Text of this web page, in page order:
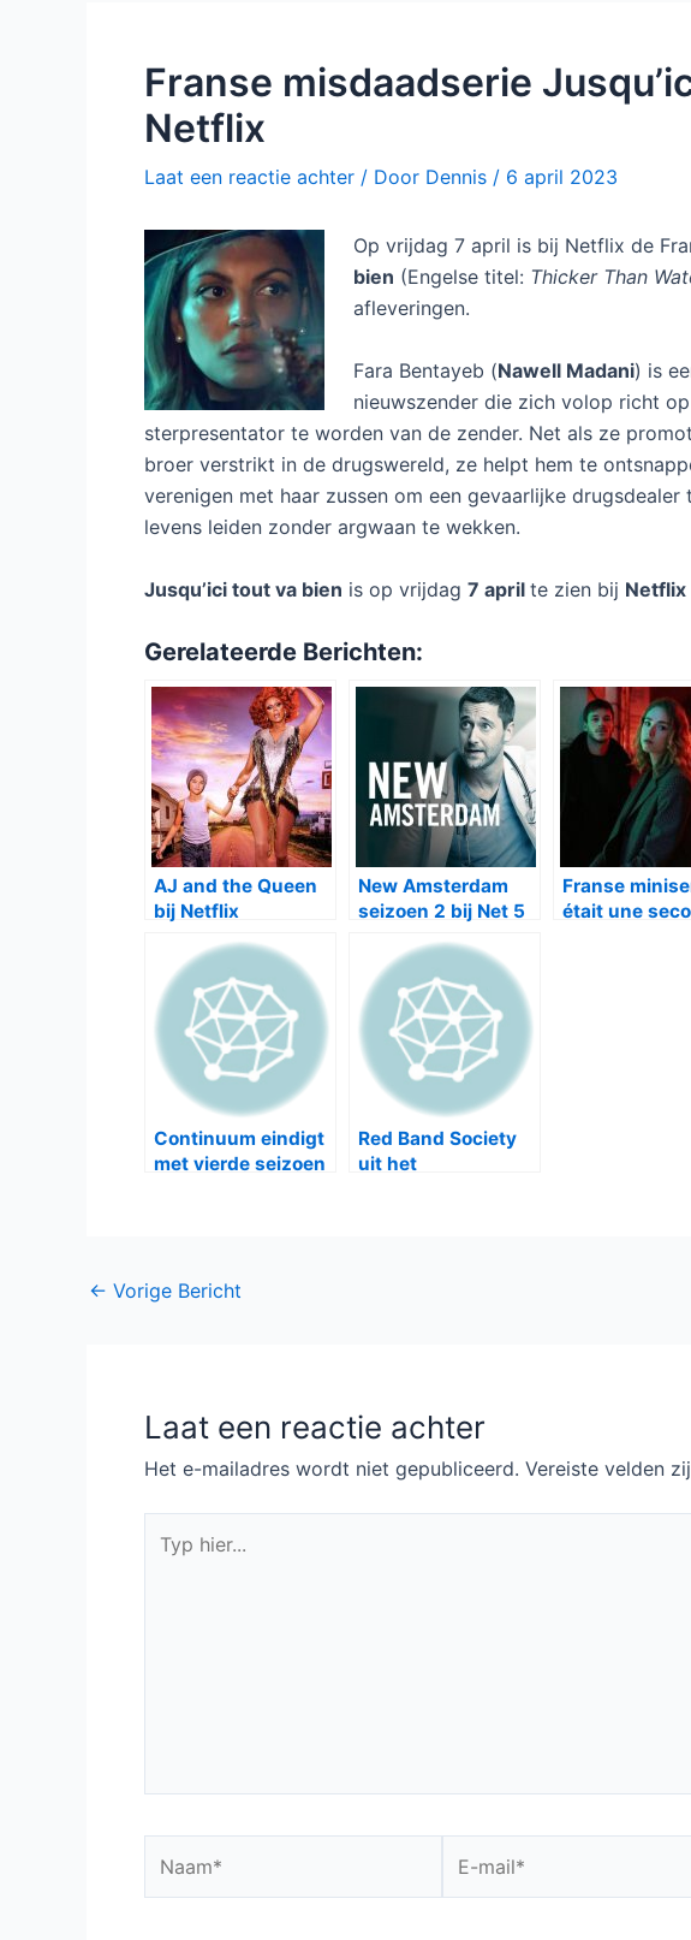
Franse misdaadserie
Netflix
Laat een reactie achter / Door Dennis / 6 april 2023
Op vrijdag 7 april is bij Netflix de
bien (Engelse titel: Thicker Than
afleveringen.
Fara Bentayeb (Nawell Madani) is
nieuwszender die zich volop richt
sterpresentator te worden van de zender. Net als ze
broer verstrikt in de drugswereld, ze helpt hem te
verenigen met haar zussen om een gevaarlijke
levens leiden zonder argwaan te wekken.
Jusqu’ici tout va bien is op vrijdag 7 april te zien bij Netflix
Gerelateerde Berichten:
AJ and the Queen
bij Netflix
New Amsterdam
seizoen 2 bij Net 5
Franse
était une
Continuum eindigt
met vierde seizoen
Red Band Society
uit het
Bericht
← Vorige Bericht
Laat een reactie achter
Het e-mailadres wordt niet gepubliceerd. Vereiste velden
hier...
mail*